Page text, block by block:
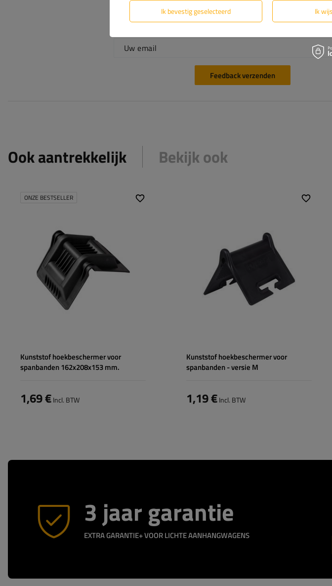
Uw naam
Uw email
Feedback verzenden
Ook aantrekkelijk Bekijk ook
ONZE BESTSELLER
Kunststof hoekbeschermer voor
spanbanden 162x208x153 mm.
1,69 €Incl. BTW
153 mm
Kunststof hoekbeschermer voor
spanbanden - versie M
1,19 €Incl. BTW
135 mm
3 jaar garantie
EXTRA GARANTIE+ VOOR LICHTE AANHANGWAGENS
Ik bevestig geselecteerd Ik